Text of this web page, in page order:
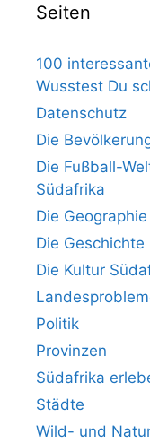
Seiten
100
Wusstest Du
Datenschutz
Die
Die Fußball-
Südafrika
Die
Die
Die Kultur
Politik
Provinzen
Südafrika
Städte
Wild- und